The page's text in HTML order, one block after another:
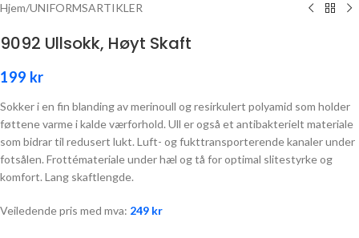
Hjem/UNIFORMSARTIKLER
9092 Ullsokk, Høyt Skaft
199 kr
Sokker i en fin blanding av merinoull og resirkulert polyamid som holder
føttene varme i kalde værforhold. Ull er også et antibakterielt materiale
som bidrar til redusert lukt. Luft- og fukttransporterende kanaler under
fotsålen. Frottémateriale under hæl og tå for optimal slitestyrke og
komfort. Lang skaftlengde.
Veiledende pris med mva: 249 kr